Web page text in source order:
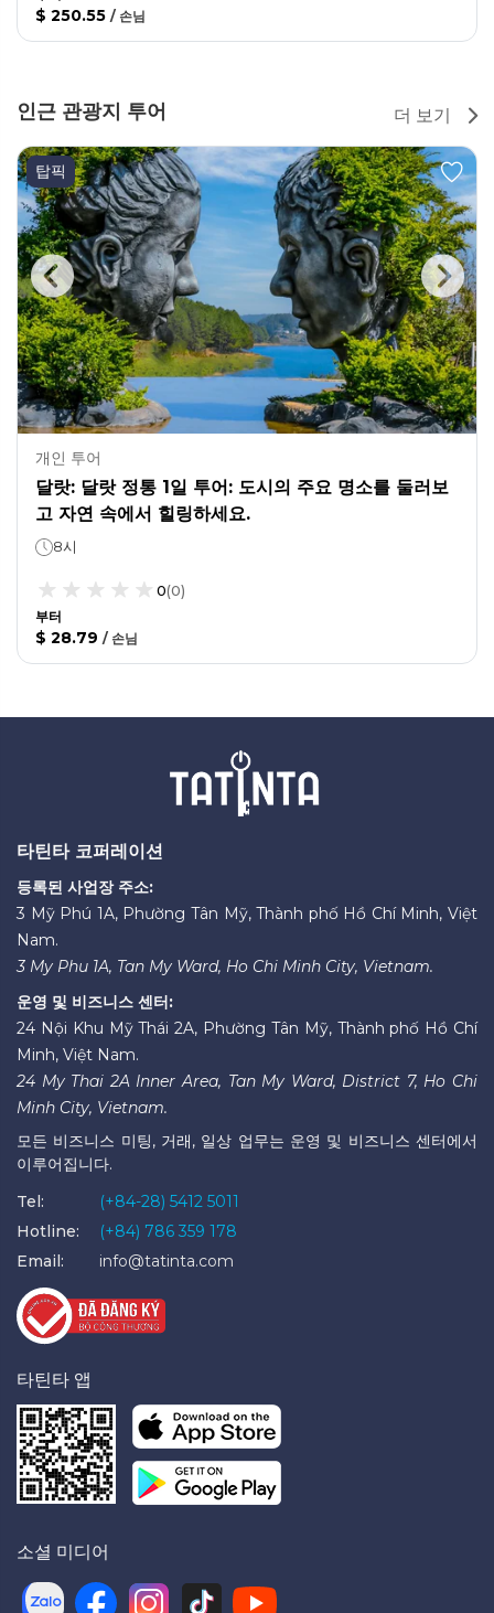
$ 250.55 / 손님
인근 관광지 투어 더 보기
탑픽
개인 투어
달랏: 달랏 정통 1일 투어: 도시의 주요 명소를 둘러보
고 자연 속에서 힐링하세요.
8시
0(0)
부터
$ 28.79 / 손님
타틴타 코퍼레이션
등록된 사업장 주소:
3 Mỹ Phú 1A, Phường Tân Mỹ, Thành phố Hồ Chí Minh, Việt
Nam.
3 My Phu 1A, Tan My Ward, Ho Chi Minh City, Vietnam.
운영 및 비즈니스 센터:
24 Nội Khu Mỹ Thái 2A, Phường Tân Mỹ, Thành phố Hồ Chí
Minh, Việt Nam.
24 My Thai 2A Inner Area, Tan My Ward, District 7, Ho Chi
Minh City, Vietnam.
모든 비즈니스 미팅, 거래, 일상 업무는 운영 및 비즈니스 센터에서
이루어집니다.
Tel:
(+84-28) 5412 5011
Hotline:
(+84) 786 359 178
Email:
info@tatinta.com
타틴타 앱
소셜 미디어